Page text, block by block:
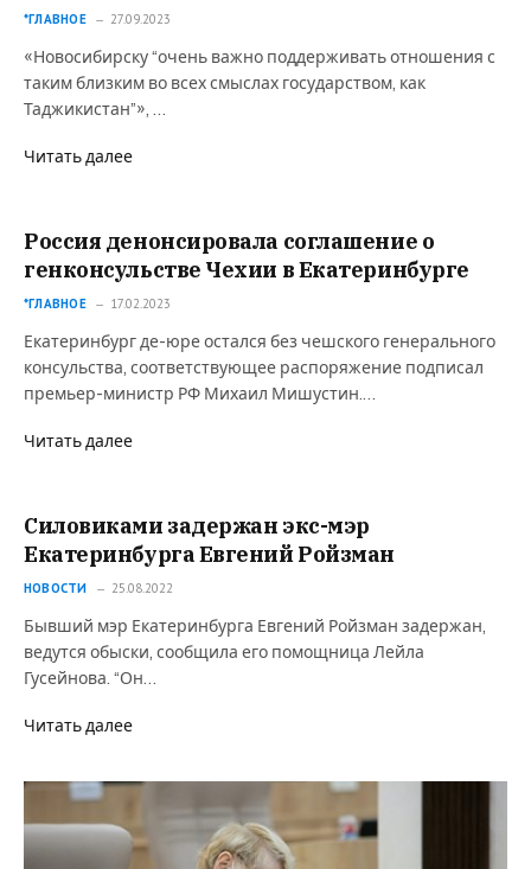
*ГЛАВНОЕ 27.09.2023
«Новосибирску “очень важно поддерживать отношения с
таким близким во всех смыслах государством, как
Таджикистан”», …
Читать далее
Россия денонсировала соглашение о
генконсульстве Чехии в Екатеринбурге
*ГЛАВНОЕ 17.02.2023
Екатеринбург де-юре остался без чешского генерального
консульства, соответствующее распоряжение подписал
премьер-министр РФ Михаил Мишустин.…
Читать далее
Силовиками задержан экс-мэр
Екатеринбурга Евгений Ройзман
НОВОСТИ 25.08.2022
Бывший мэр Екатеринбурга Евгений Ройзман задержан,
ведутся обыски, сообщила его помощница Лейла
Гусейнова. “Он…
Читать далее